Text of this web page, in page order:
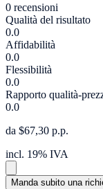
0 recensioni
Qualità del risultato
0.0
Affidabilità
0.0
Flessibilità
0.0
Rapporto qualità-
0.0
da $67,30 p.p.
incl. 19% IVA
Manda subito una